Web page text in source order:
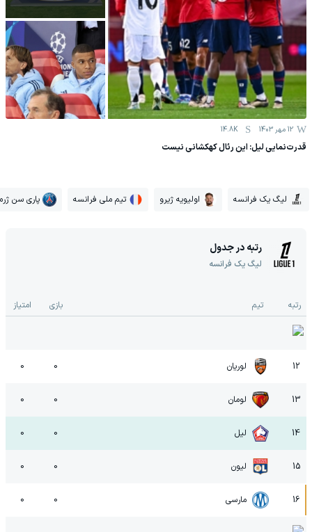
12 مهر 1403 14.8K
قدرت‌نمایی لیل: این رئال کهکشانی نیست
لیگ یک فرانسه اولیویه ژیرو تیم ملی فرانسه پاری سن
رتبه در جدول
لیگ یک فرانسه
رتبه تیم بازی امتیاز
12 لوریان 0
0
13 لومان 0
0
14 لیل 0
0
15 لیون 0
0
16 مارسی 0
0